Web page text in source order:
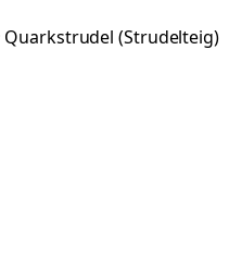
Quarkstrudel (Strudelteig)